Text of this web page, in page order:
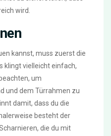
wird.
kannst, muss zuerst die
klingt vielleicht einfach,
um
und dem Türrahmen zu
damit, dass du die
besteht der
die du mit